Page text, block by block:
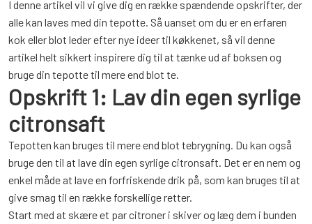
I denne artikel vil vi give dig en række spændende opskrifter, der
alle kan laves med din tepotte. Så uanset om du er en erfaren
kok eller blot leder efter nye ideer til køkkenet, så vil denne
artikel helt sikkert inspirere dig til at tænke ud af boksen og
bruge din tepotte til mere end blot te.
Opskrift 1: Lav din egen syrlige
citronsaft
Tepotten kan bruges til mere end blot tebrygning. Du kan også
bruge den til at lave din egen syrlige citronsaft. Det er en nem og
enkel måde at lave en forfriskende drik på, som kan bruges til at
give smag til en række forskellige retter.
Start med at skære et par citroner i skiver og læg dem i bunden